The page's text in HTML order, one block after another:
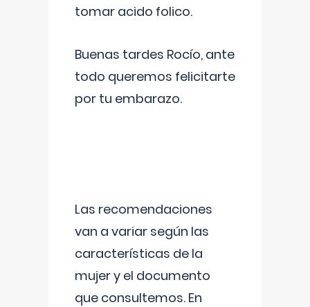
tomar acido folico.
Buenas tardes Rocío, ante
todo queremos felicitarte
por tu embarazo.
Las recomendaciones
van a variar según las
características de la
mujer y el documento
que consultemos. En